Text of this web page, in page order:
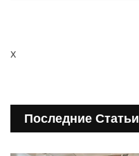
x
Последние Статьи